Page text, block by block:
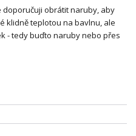
doporučuji obrátit naruby, aby
klidně teplotou na bavlnu, ale
- tedy buďto naruby nebo přes